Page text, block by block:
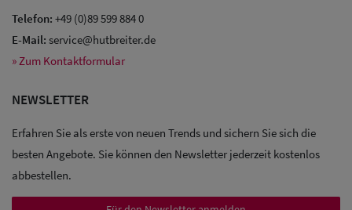
Sale:
Baseball
Caps
Telefon: +49 (0)89 599 884 0
E-Mail: service@hutbreiter.de
» Zum Kontaktformular
NEWSLETTER
Erfahren Sie als erste von neuen Trends und sichern Sie sich die
besten Angebote. Sie können den Newsletter jederzeit kostenlos
abbestellen.